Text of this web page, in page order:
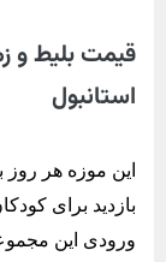
قیمت بلیط و
استانبول